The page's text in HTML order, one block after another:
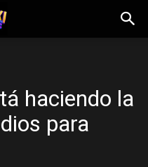
haciendo la
para